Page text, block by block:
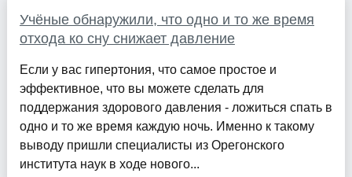
Учёные обнаружили, что одно и то же время
отхода ко сну снижает давление
Если у вас гипертония, что самое простое и
эффективное, что вы можете сделать для
поддержания здорового давления - ложиться спать в
одно и то же время каждую ночь. Именно к такому
выводу пришли специалисты из Орегонского
института наук в ходе нового...